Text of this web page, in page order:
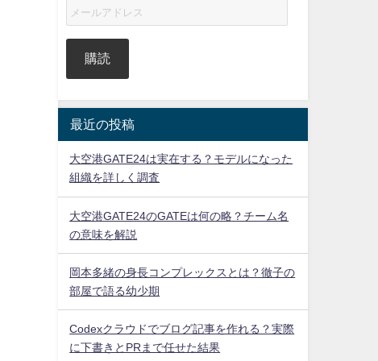
購読
最近の投稿
大空港GATE24は実在する？モデルになった
組織を詳しく調査
大空港GATE24のGATEは何の略？チーム名
の意味を解説
岡本多緒の身長コンプレックスとは？徹子の
部屋で語る幼少期
Codexクラウドでブログ記事を作れる？実際
に下書きとPRまで任せた結果